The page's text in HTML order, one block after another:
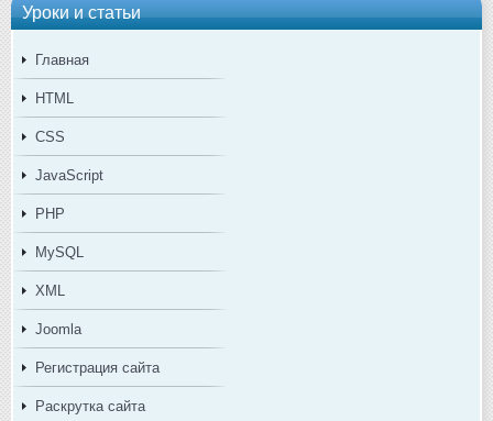
Уроки и статьи
Главная
HTML
CSS
JavaScript
PHP
MySQL
XML
Joomla
Регистрация сайта
Раскрутка сайта